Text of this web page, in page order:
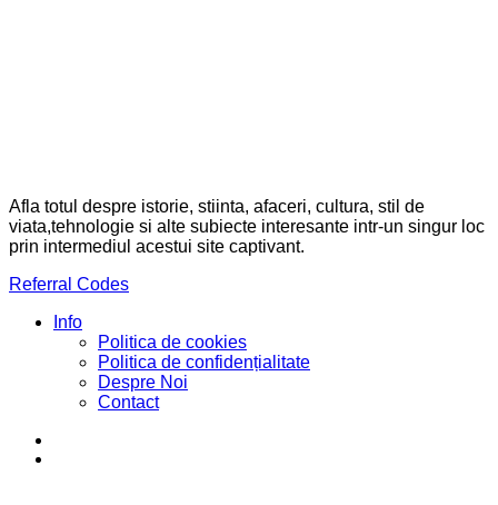
Afla totul despre istorie, stiinta, afaceri, cultura, stil de
viata,tehnologie si alte subiecte interesante intr-un singur loc
prin intermediul acestui site captivant.
Referral Codes
Info
Politica de cookies
Politica de confidențialitate
Despre Noi
Contact